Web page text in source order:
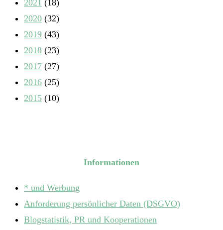
2021 (18)
2020 (32)
2019 (43)
2018 (23)
2017 (27)
2016 (25)
2015 (10)
Informationen
* und Werbung
Anforderung persönlicher Daten (DSGVO)
Blogstatistik, PR und Kooperationen